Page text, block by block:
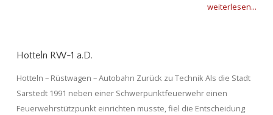
weiterlesen...
Hotteln RW-1 a.D.
Hotteln – Rüstwagen – Autobahn Zurück zu Technik Als die Stadt
Sarstedt 1991 neben einer Schwerpunktfeuerwehr einen
Feuerwehrstützpunkt einrichten musste, fiel die Entscheidung